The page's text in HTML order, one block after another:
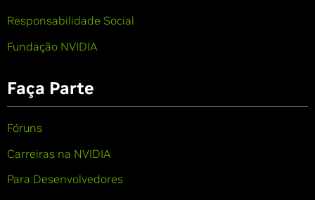
Responsabilidade Social
Fundação NVIDIA
Faça Parte
Fóruns
Carreiras na NVIDIA
Para Desenvolvedores